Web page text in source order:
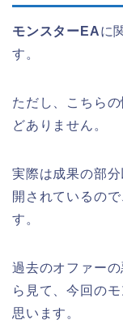
モンスターEAに
す。
ただし、こちら
どありません。
実際は成果の部
開されているの
す。
過去のオファー
ら見て、今回の
思います。